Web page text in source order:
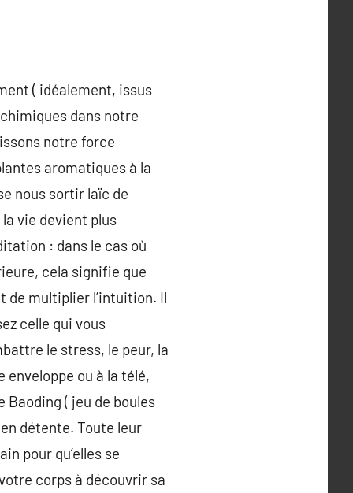
( idéalement, issus
dans notre
notre force
aromatiques à la
nous sortir laïc de
vie devient plus
: dans le cas où
cela signifie que
de multiplier l’intuition. Il
celle qui vous
le stress, le peur, la
enveloppe ou à la télé,
( jeu de boules
détente. Toute leur
pour qu’elles se
corps à découvrir sa